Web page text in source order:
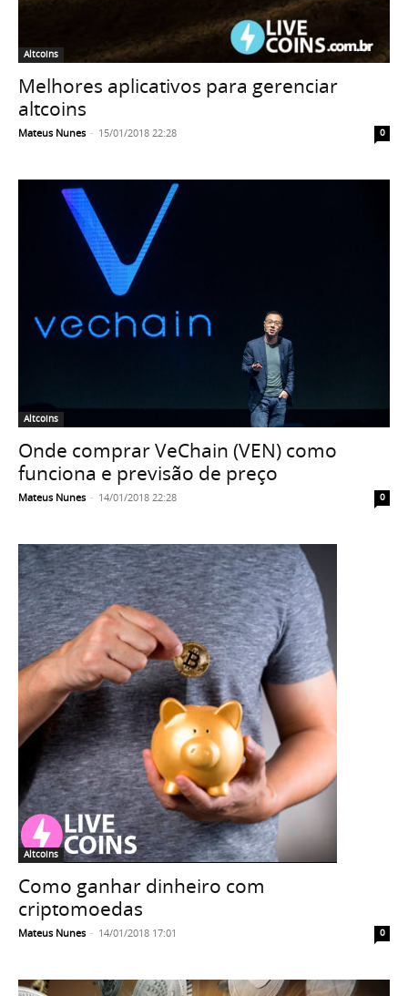
Altcoins
Melhores aplicativos para gerenciar
altcoins
Mateus Nunes - 15/01/2018 22:28 0
Altcoins
Onde comprar VeChain (VEN) como
funciona e previsão de preço
Mateus Nunes - 14/01/2018 22:28 0
Altcoins
Como ganhar dinheiro com
criptomoedas
Mateus Nunes - 14/01/2018 17:01 0